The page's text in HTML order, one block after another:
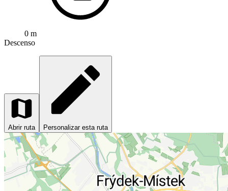
0 m
Descenso
Abrir ruta Personalizar esta ruta